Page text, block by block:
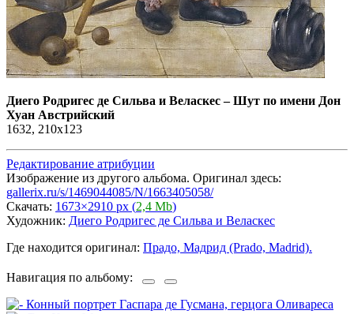
Диего Родригес де Сильва и Веласкес–Шут по имени Дон
Хуан Австрийский
1632, 210x123
Редактирование атрибуции
Изображение из другого альбома. Оригинал здесь:
gallerix.ru/s/1469044085/N/1663405058/
Скачать: 1673×2910 px (2,4 Mb)
Художник: Диего Родригес де Сильва и Веласкес
Где находится оригинал: Прадо, Мадрид (Prado, Madrid).
Навигация по альбому: